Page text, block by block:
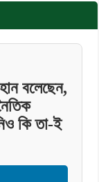
বলেছেন,
কি তা-ই